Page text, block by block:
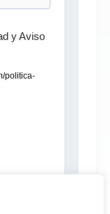
y Aviso
politica-